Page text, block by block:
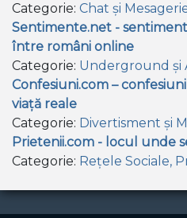
Categorie: Chat și
Sentimente.net -
între români online
Categorie: Underground și
Confesiuni.com –
viață reale
Categorie: Divertisment și
Prietenii.com - locul unde
Categorie: Rețele Sociale,